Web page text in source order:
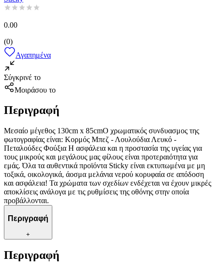
0.00
(0)
Αγαπημένα
Σύγκρινέ το
Μοιράσου το
Περιγραφή
Μεσαίο μέγεθος 130cm x 85cmΟ χρωματικός συνδυασμος της
φωτογραφίας είναι: Κορμός Μπεζ - Λουλούδια Λευκό -
Πεταλούδες Φούξια Η ασφάλεια και η προστασία της υγείας για
τους μικρούς και μεγάλους μας φίλους είναι προτεραιότητα για
εμάς. Όλα τα αυθεντικά προϊόντα Sticky είναι εκτυπωμένα με μη
τοξικά, οικολογικά, άοσμα μελάνια νερού κορυφαία σε απόδοση
και ασφάλεια! Τα χρώματα των σχεδίων ενδέχεται να έχουν μικρές
αποκλίσεις ανάλογα με τις ρυθμίσεις της οθόνης στην οποία
προβάλλονται.
Περιγραφή
+
Περιγραφή